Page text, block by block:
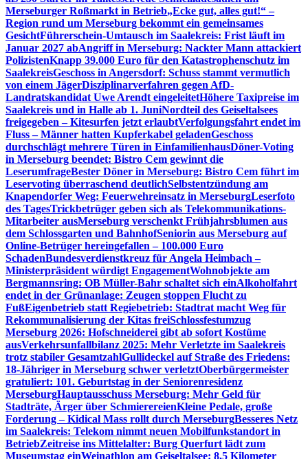
Merseburger Roßmarkt in Betrieb„Ecke gut, alles gut!“ –
Region rund um Merseburg bekommt ein gemeinsames
GesichtFührerschein-Umtausch im Saalekreis: Frist läuft im
Januar 2027 abAngriff in Merseburg: Nackter Mann attackiert
PolizistenKnapp 39.000 Euro für den Katastrophenschutz im
SaalekreisGeschoss in Angersdorf: Schuss stammt vermutlich
von einem JägerDisziplinarverfahren gegen AfD-
Landratskandidat Uwe Arendt eingeleitetHöhere Taxipreise im
Saalekreis und in Halle ab 1. JuniNordteil des Geiseltalsees
freigegeben – Kitesurfen jetzt erlaubtVerfolgungsfahrt endet im
Fluss – Männer hatten Kupferkabel geladenGeschoss
durchschlägt mehrere Türen in EinfamilienhausDöner-Voting
in Merseburg beendet: Bistro Cem gewinnt die
LeserumfrageBester Döner in Merseburg: Bistro Cem führt im
Leservoting überraschend deutlichSelbstentzündung am
Knapendorfer Weg: Feuerwehreinsatz in MerseburgLeserfoto
des TagesTrickbetrüger geben sich als Telekommunikations-
Mitarbeiter ausMerseburg verschenkt Frühjahrsblumen aus
dem Schlossgarten und BahnhofSeniorin aus Merseburg auf
Online-Betrüger hereingefallen – 100.000 Euro
SchadenBundesverdienstkreuz für Angela Heimbach –
Ministerpräsident würdigt EngagementWohnobjekte am
Bergmannsring: OB Müller-Bahr schaltet sich einAlkoholfahrt
endet in der Grünanlage: Zeugen stoppen Flucht zu
FußEigenbetrieb statt Regiebetrieb: Stadtrat macht Weg für
Rekommunalisierung der Kitas freiSchlossfestumzug
Merseburg 2026: Hofschneiderei gibt ab sofort Kostüme
ausVerkehrsunfallbilanz 2025: Mehr Verletzte im Saalekreis
trotz stabiler GesamtzahlGullideckel auf Straße des Friedens:
18-Jähriger in Merseburg schwer verletztOberbürgermeister
gratuliert: 101. Geburtstag in der Seniorenresidenz
MerseburgHauptausschuss Merseburg: Mehr Geld für
Stadträte, Ärger über SchmierereienKleine Pedale, große
Forderung – Kidical Mass rollt durch MerseburgBesseres Netz
im Saalekreis: Telekom nimmt neuen Mobilfunkstandort in
BetriebZeitreise ins Mittelalter: Burg Querfurt lädt zum
Museumstag einWeinathlon am Geiseltalsee: 8,5 Kilometer